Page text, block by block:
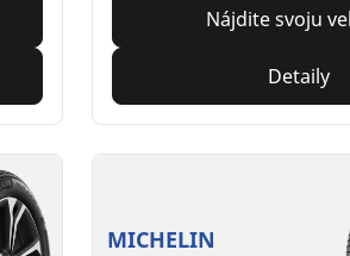
Nájdite svoju
Detaily
MICHELIN